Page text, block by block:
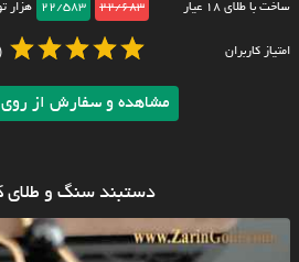
ساخت با طلای ۱۸ عیار 22/683
22/583 هزار
امتیاز کاربران (689)
مشاهده و سفارش از روی
دستبند سنگ و طلای